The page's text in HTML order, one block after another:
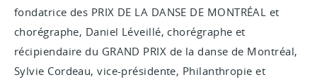
fondatrice des PRIX DE LA DANSE DE MONTRÉAL et
chorégraphe, Daniel Léveillé, chorégraphe et
récipiendaire du GRAND PRIX de la danse de Montréal,
Sylvie Cordeau, vice-présidente, Philanthropie et